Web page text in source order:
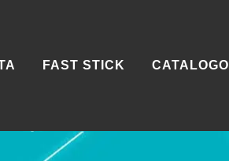
FAST STICK CATALOGO